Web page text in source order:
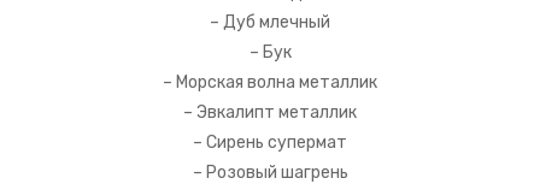
– Дуб млечный
– Бук
– Морская волна металлик
– Эвкалипт металлик
– Сирень супермат
– Розовый шагрень